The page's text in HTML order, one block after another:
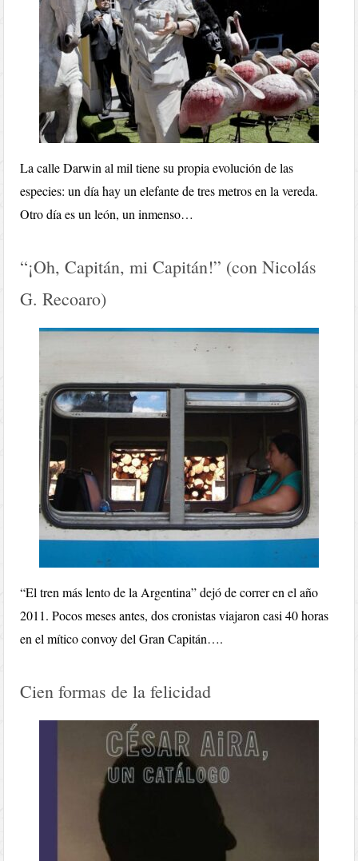
La calle Darwin al mil tiene su propia evolución de las
especies: un día hay un elefante de tres metros en la vereda.
Otro día es un león, un inmenso…
“¡Oh, Capitán, mi Capitán!” (con Nicolás
G. Recoaro)
“El tren más lento de la Argentina” dejó de correr en el año
2011. Pocos meses antes, dos cronistas viajaron casi 40 horas
en el mítico convoy del Gran Capitán….
Cien formas de la felicidad